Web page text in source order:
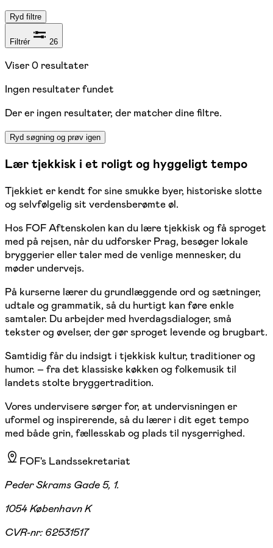
Ryd filtre
Filtrér 26
Viser0 resultater
Ingen resultater fundet
Der er ingen resultater, der matcher dine filtre.
Ryd søgning og prøv igen
Lær tjekkisk i et roligt og hyggeligt tempo
Tjekkiet er kendt for sine smukke byer, historiske slotte
og selvfølgelig sit verdensberømte øl.
Hos FOF Aftenskolen kan du lære tjekkisk og få sproget
med på rejsen, når du udforsker Prag, besøger lokale
bryggerier eller taler med de venlige mennesker, du
møder undervejs.
På kurserne lærer du grundlæggende ord og sætninger,
udtale og grammatik, så du hurtigt kan føre enkle
samtaler. Du arbejder med hverdagsdialoger, små
tekster og øvelser, der gør sproget levende og brugbart.
Samtidig får du indsigt i tjekkisk kultur, traditioner og
humor. – fra det klassiske køkken og folkemusik til
landets stolte bryggertradition.
Vores undervisere sørger for, at undervisningen er
uformel og inspirerende, så du lærer i dit eget tempo
med både grin, fællesskab og plads til nysgerrighed.
FOF's Landssekretariat
Peder Skrams Gade 5, 1.
1054 København K
CVR-nr: 62531517